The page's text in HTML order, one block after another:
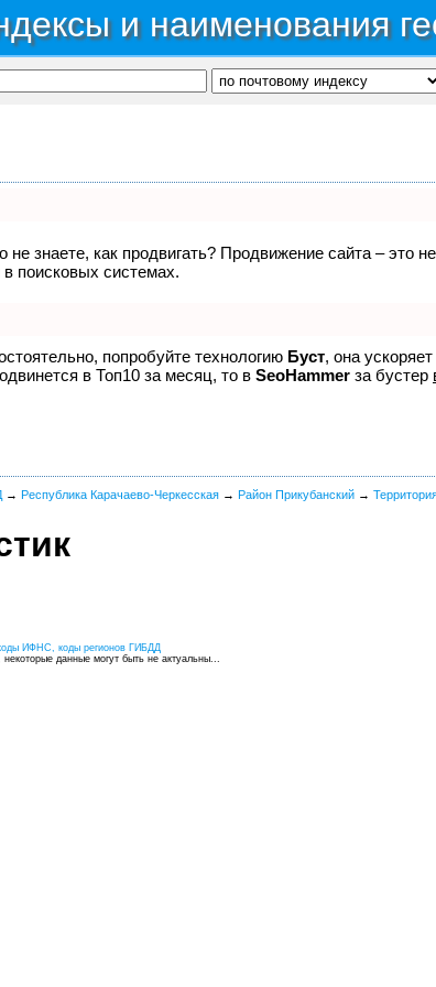
и наименования
не знаете, как продвигать? Продвижение сайта –
поисковых системах.
попробуйте технологию Буст, она
в Топ10 за месяц, то в SeoHammer за бустер
→ Республика Карачаево-Черкесская → Район Прикубанский →
ИФНС, коды регионов ГИБДД
данные могут быть не актуальны...